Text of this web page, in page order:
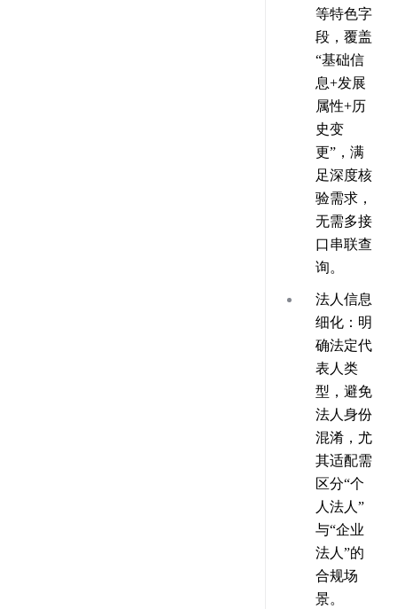
等特色字
段，覆盖
“基础信
息+发展
属性+历
史变
更”，满
足深度核
验需求，
无需多接
口串联查
询。
法人信息
细化：明
确法定代
表人类
型，避免
法人身份
混淆，尤
其适配需
区分“个
人法人”
与“企业
法人”的
合规场
景。